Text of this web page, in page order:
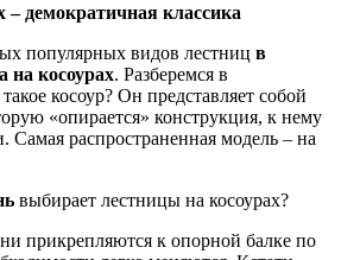
– демократичная классика
популярных видов лестниц в
на косоурах. Разберемся в
косоур? Он представляет собой
«опирается» конструкция, к нему
Самая распространенная модель – на
выбирает лестницы на косоурах?
прикрепляются к опорной балке по